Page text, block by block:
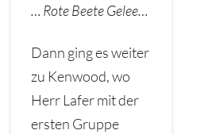
… Rote Beete Gelee…
Dann ging es weiter
zu Kenwood, wo
Herr Lafer mit der
ersten Gruppe